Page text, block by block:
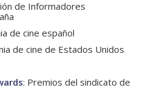
de Informadores
de cine español
de cine de Estados Unidos
: Premios del sindicato de